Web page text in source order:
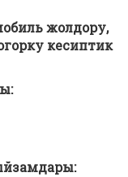
жолдору,
кесиптик